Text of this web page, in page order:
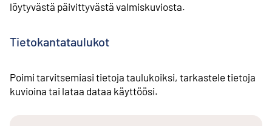
löytyvästä päivittyvästä valmiskuviosta.
Tietokantataulukot
Poimi tarvitsemiasi tietoja taulukoiksi, tarkastele tietoja
kuvioina tai lataa dataa käyttöösi.